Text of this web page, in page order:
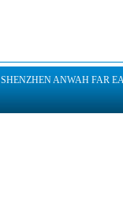
SHENZHEN ANWAH FAR